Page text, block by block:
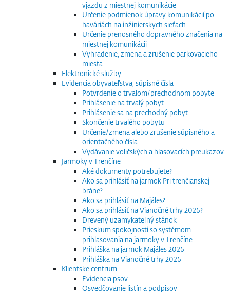
vjazdu z miestnej komunikácie
Určenie podmienok úpravy komunikácií po
haváriách na inžinierskych sieťach
Určenie prenosného dopravného značenia na
miestnej komunikácii
Vyhradenie, zmena a zrušenie parkovacieho
miesta
Elektronické služby
Evidencia obyvateľstva, súpisné čísla
Potvrdenie o trvalom/prechodnom pobyte
Prihlásenie na trvalý pobyt
Prihlásenie sa na prechodný pobyt
Skončenie trvalého pobytu
Určenie/zmena alebo zrušenie súpisného a
orientačného čísla
Vydávanie voličských a hlasovacích preukazov
Jarmoky v Trenčíne
Aké dokumenty potrebujete?
Ako sa prihlásiť na jarmok Pri trenčianskej
bráne?
Ako sa prihlásiť na Majáles?
Ako sa prihlásiť na Vianočné trhy 2026?
Drevený uzamykateľný stánok
Prieskum spokojnosti so systémom
prihlasovania na jarmoky v Trenčíne
Prihláška na jarmok Majáles 2026
Prihláška na Vianočné trhy 2026
Klientske centrum
Evidencia psov
Osvedčovanie listín a podpisov